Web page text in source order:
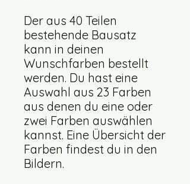
Der aus 40 Teilen
bestehende Bausatz
kann in deinen
Wunschfarben bestellt
werden. Du hast eine
Auswahl aus 23 Farben
aus denen du eine oder
zwei Farben auswählen
kannst. Eine Übersicht der
Farben findest du in den
Bildern.